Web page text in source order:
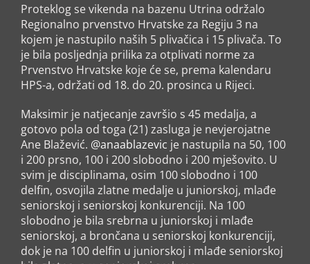
Proteklog se vikenda na bazenu Utrina održalo
Regionalno prvenstvo Hrvatske za Regiju 3 na
kojem je nastupilo naših 5 plivačica i 15 plivača. To
je bila posljednja prilika za otplivati norme za
Prvenstvo Hrvatske koje će se, prema kalendaru
HPS-a, održati od 18. do 20. prosinca u Rijeci.
Maksimir je natjecanje završio s 45 medalja, a
gotovo pola od toga (21) zasluga je nevjerojatne
Ane Blažević. @anaablazevic je nastupila na 50, 100
i 200 prsno, 100 i 200 slobodno i 200 mješovito. U
svim je disciplinama, osim 100 slobodno i 100
delfin, osvojila zlatne medalje u juniorskoj, mlađe
seniorskoj i seniorskoj konkurenciji. Na 100
slobodno je bila srebrna u juniorskoj i mlađe
seniorskoj, a brončana u seniorskoj konkurenciji,
dok je na 100 delfin u juniorskoj i mlađe seniorskoj